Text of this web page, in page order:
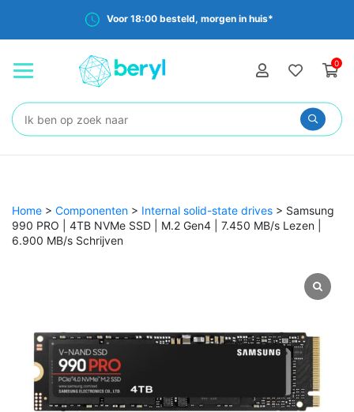
Voor 18:00 besteld, morgen in huis*
0
Zoeken:
Home > Componenten > Internal solid-state drives > Samsung
990 PRO | 4TB NVMe SSD | M.2 Gen4 | 7.450 MB/s Lezen |
6.900 MB/s Schrijven